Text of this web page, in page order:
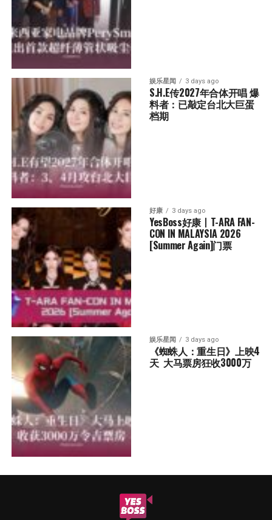
娱乐星闻 3 days ago
S.H.E传2027年合体开唱 爆
料者：已敲定台北大巨蛋
档期
好康 3 days ago
YesBoss好康丨T-ARA FAN-
CON IN MALAYSIA 2026
[Summer Again]门票
娱乐星闻 3 days ago
《蜘蛛人：重生日》上映4
天  大马票房狂收3000万